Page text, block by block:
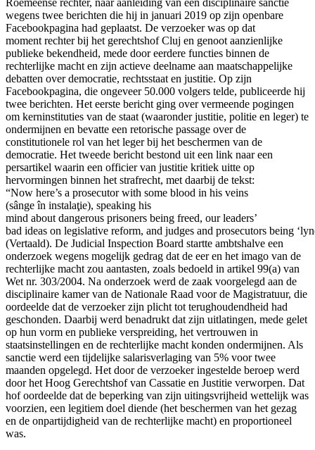
wegens twee berichten die hij in januari 2019 op zijn openbare
Facebookpagina had geplaatst. De verzoeker was op dat
moment rechter bij het gerechtshof Cluj en genoot aanzienlijke
publieke bekendheid, mede door eerdere functies binnen de
rechterlijke macht en zijn actieve deelname aan maatschappelijke
debatten over democratie, rechtsstaat en justitie. Op zijn
Facebookpagina, die ongeveer 50.000 volgers telde, publiceerde hij
twee berichten. Het eerste bericht ging over vermeende pogingen
om kerninstituties van de staat (waaronder justitie, politie en leger) te
ondermijnen en bevatte een retorische passage over de
constitutionele rol van het leger bij het beschermen van de
democratie. Het tweede bericht bestond uit een link naar een
persartikel waarin een officier van justitie kritiek uitte op
hervormingen binnen het strafrecht, met daarbij de tekst:
“Now here’s a prosecutor with some blood in his veins
(sânge în instalaţie), speaking his
mind about dangerous prisoners being freed, our leaders’
bad ideas on legislative reform, and judges and prosecutors being
(Vertaald). De Judicial Inspection Board startte ambtshalve een
onderzoek wegens mogelijk gedrag dat de eer en het imago van de
rechterlijke macht zou aantasten, zoals bedoeld in artikel 99(a) van
Wet nr. 303/2004. Na onderzoek werd de zaak voorgelegd aan de
disciplinaire kamer van de Nationale Raad voor de Magistratuur, die
oordeelde dat de verzoeker zijn plicht tot terughoudendheid had
geschonden. Daarbij werd benadrukt dat zijn uitlatingen, mede gelet
op hun vorm en publieke verspreiding, het vertrouwen in
staatsinstellingen en de rechterlijke macht konden ondermijnen. Als
sanctie werd een tijdelijke salarisverlaging van 5% voor twee
maanden opgelegd. Het door de verzoeker ingestelde beroep werd
door het Hoog Gerechtshof van Cassatie en Justitie verworpen. Dat
hof oordeelde dat de beperking van zijn uitingsvrijheid wettelijk was
voorzien, een legitiem doel diende (het beschermen van het gezag
en de onpartijdigheid van de rechterlijke macht) en proportioneel
was.